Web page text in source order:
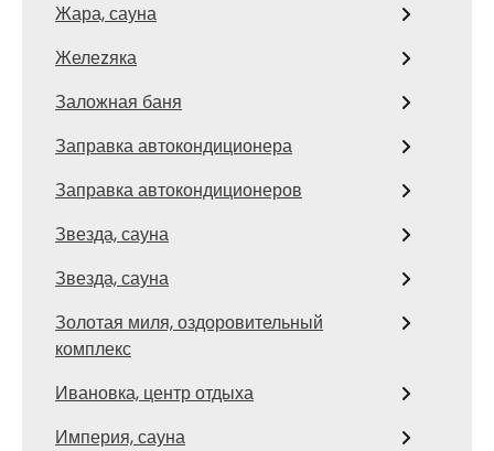
Жара, сауна
Желеzяка
Заложная баня
Заправка автокондиционера
Заправка автокондиционеров
Звезда, сауна
Звезда, сауна
Золотая миля, оздоровительный
комплекс
Ивановка, центр отдыха
Империя, сауна